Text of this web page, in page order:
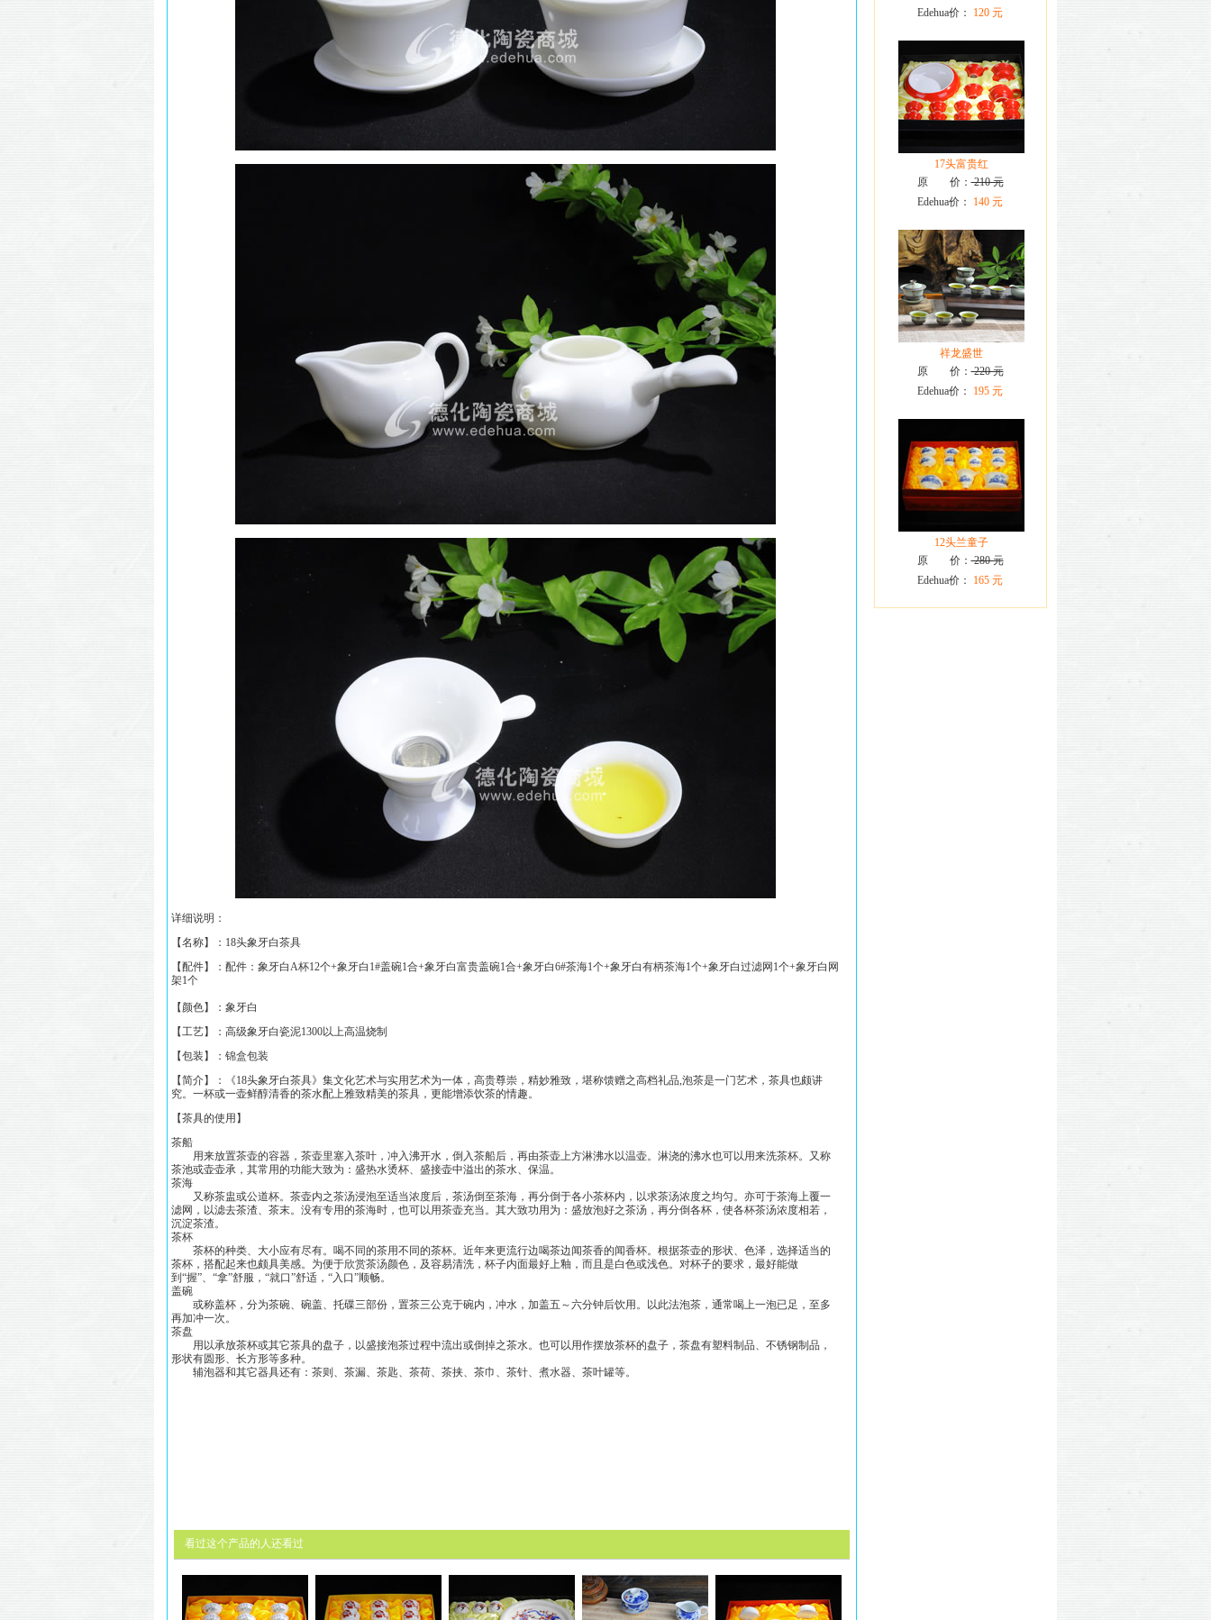
详细说明：
【名称】： 18头象牙白茶具
【配件】：配件：象牙白A杯12个+象牙白1#盖碗1合+象牙白富贵盖碗1合+象牙白6#茶海1个+象牙白有柄茶海1个+象牙白过滤网1个+象牙白网
架1个
【颜色】：象牙白
【工艺】：高级象牙白瓷泥1300以上高温烧制
【包装】：锦盒包装
【简介】：《18头象牙白茶具》集文化艺术与实用艺术为一体，高贵尊崇，精妙雅致，堪称馈赠之高档礼品,泡茶是一门艺术，茶具也颇讲
究。一杯或一壶鲜醇清香的茶水配上雅致精美的茶具，更能增添饮茶的情趣。
【茶具的使用】
茶船
用来放置茶壶的容器，茶壶里塞入茶叶，冲入沸开水，倒入茶船后，再由茶壶上方淋沸水以温壶。淋浇的沸水也可以用来洗茶杯。又称
茶池或壶壶承，其常用的功能大致为：盛热水烫杯、盛接壶中溢出的茶水、保温。
茶海
又称茶盅或公道杯。茶壶内之茶汤浸泡至适当浓度后，茶汤倒至茶海，再分倒于各小茶杯内，以求茶汤浓度之均匀。亦可于茶海上覆一
滤网，以滤去茶渣、茶末。没有专用的茶海时，也可以用茶壶充当。其大致功用为：盛放泡好之茶汤，再分倒各杯，使各杯茶汤浓度相若，
沉淀茶渣。
茶杯
茶杯的种类、大小应有尽有。喝不同的茶用不同的茶杯。近年来更流行边喝茶边闻茶香的闻香杯。根据茶壶的形状、色泽，选择适当的
茶杯，搭配起来也颇具美感。为便于欣赏茶汤颜色，及容易清洗，杯子内面最好上釉，而且是白色或浅色。对杯子的要求，最好能做
到“握”、“拿”舒服，“就口”舒适，“入口”顺畅。
盖碗
或称盖杯，分为茶碗、碗盖、托碟三部份，置茶三公克于碗内，冲水，加盖五～六分钟后饮用。以此法泡茶，通常喝上一泡已足，至多
再加冲一次。
茶盘
用以承放茶杯或其它茶具的盘子，以盛接泡茶过程中流出或倒掉之茶水。也可以用作摆放茶杯的盘子，茶盘有塑料制品、不锈钢制品，
形状有圆形、长方形等多种。
辅泡器和其它器具还有：茶则、茶漏、茶匙、茶荷、茶挟、茶巾、茶针、煮水器、茶叶罐等。
看过这个产品的人还看过
Edehua价：
120 元
17头富贵红
原 价：210 元
Edehua价：
140 元
祥龙盛世
原 价：220 元
Edehua价：
195 元
12头兰童子
原 价：280 元
Edehua价：
165 元